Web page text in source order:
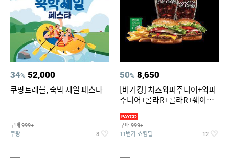
34% 52,000
쿠팡트래블, 숙박 세일 페스타
구매 999+
쿠팡 8
50% 8,650
[버거킹] 치즈와퍼주니어+와퍼
주니어+콜라R+콜라R+쉐이킹
구매 999+
11번가 쇼킹딜 12